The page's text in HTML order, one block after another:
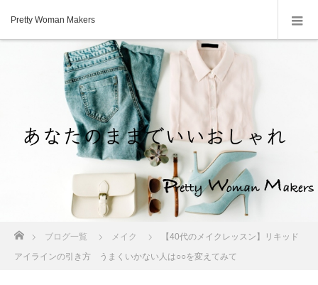
Pretty Woman Makers
ブログ一覧 メイク
【40代のメイクレッスン】リキッド
アイラインの引き方 うまくいかない人は○○を変えてみて